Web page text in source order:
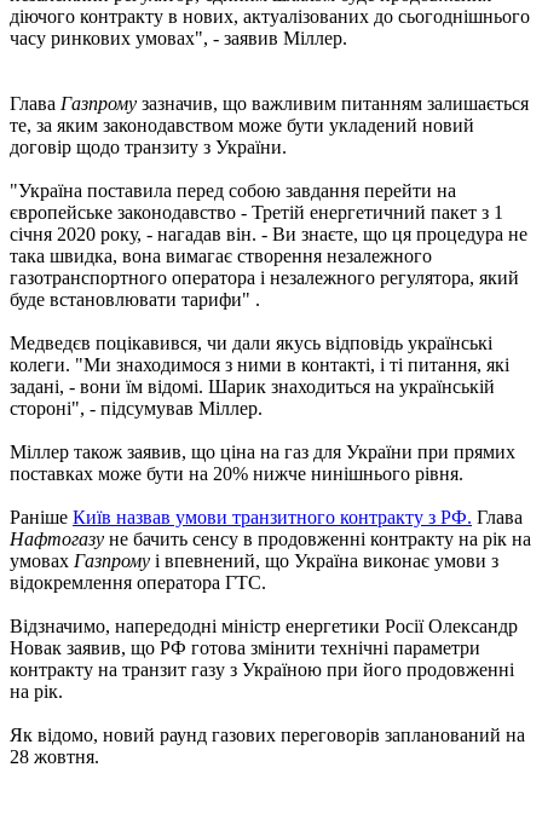
діючого контракту в нових, актуалізованих до сьогоднішнього
часу ринкових умовах", - заявив Міллер.
Глава Газпрому зазначив, що важливим питанням залишається
те, за яким законодавством може бути укладений новий
договір щодо транзиту з України.
"Україна поставила перед собою завдання перейти на
європейське законодавство - Третій енергетичний пакет з 1
січня 2020 року, - нагадав він. - Ви знаєте, що ця процедура не
така швидка, вона вимагає створення незалежного
газотранспортного оператора і незалежного регулятора, який
буде встановлювати тарифи" .
Медведєв поцікавився, чи дали якусь відповідь українські
колеги. "Ми знаходимося з ними в контакті, і ті питання, які
задані, - вони їм відомі. Шарик знаходиться на українській
стороні", - підсумував Міллер.
Міллер також заявив, що ціна на газ для України при прямих
поставках може бути на 20% нижче нинішнього рівня.
Раніше Київ назвав умови транзитного контракту з РФ. Глава
Нафтогазу не бачить сенсу в продовженні контракту на рік на
умовах Газпрому і впевнений, що Україна виконає умови з
відокремлення оператора ГТС.
Відзначимо, напередодні міністр енергетики Росії Олександр
Новак заявив, що РФ готова змінити технічні параметри
контракту на транзит газу з Україною при його продовженні
на рік.
Як відомо, новий раунд газових переговорів запланований на
28 жовтня.